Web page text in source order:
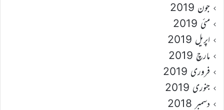
جون 2019
مئی 2019
اپریل 2019
مارچ 2019
فروری 2019
جنوری 2019
دسمبر 2018